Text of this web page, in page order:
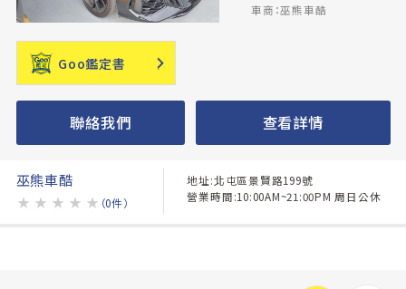
車商：巫熊車酷
Goo鑑定書
聯絡我們 查看詳情
巫熊車酷
★ ★ ★ ★ ★ （0件）
地址:北屯區景賢路199號
營業時間:10:00AM~21:00PM 周日公休